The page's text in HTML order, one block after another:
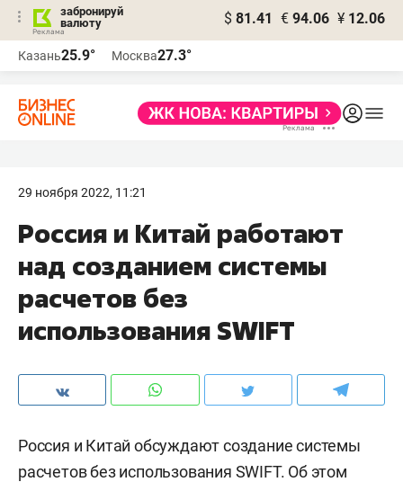
забронируй
валюту
$ 81.41 € 94.06 ¥ 12.06
Казань25.9° Москва27.3°
29 ноября 2022, 11:21
Россия и Китай работают
над созданием системы
расчетов без
использования SWIFT
Россия и Китай обсуждают создание системы
расчетов без использования SWIFT. Об этом